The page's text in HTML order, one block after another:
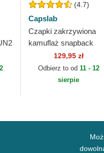
(4.7)
Capslab
Czapki zakrzywiona
kamuflaż snapback
BUG3 CT Królik Bugs
Looney Tunes Capslab
129,95 zł
Odbierz to od 11 - 12
sierpie